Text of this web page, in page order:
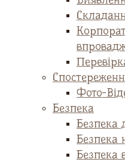
Фото-
Безпека
Безпека
Безпека
Безпека